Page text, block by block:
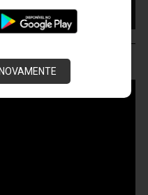
COMPRE AQUI SEU
INGRESSO
TV